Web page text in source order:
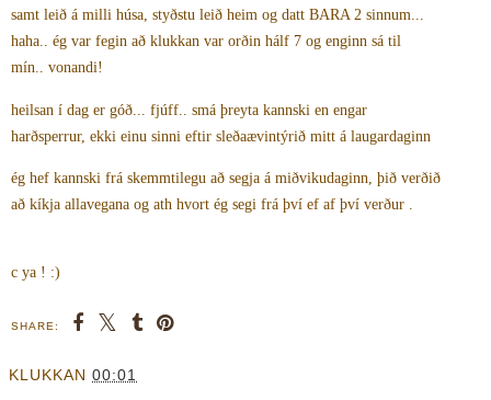
samt leið á milli húsa, styðstu leið heim og datt BARA 2 sinnum...
haha.. ég var fegin að klukkan var orðin hálf 7 og enginn sá til
mín.. vonandi!
heilsan í dag er góð... fjúff.. smá þreyta kannski en engar
harðsperrur, ekki einu sinni eftir sleðaævintýrið mitt á laugardaginn
ég hef kannski frá skemmtilegu að segja á miðvikudaginn, þið verðið
að kíkja allavegana og ath hvort ég segi frá því ef af því verður .
c ya ! :)
SHARE:
KLUKKAN 00:01